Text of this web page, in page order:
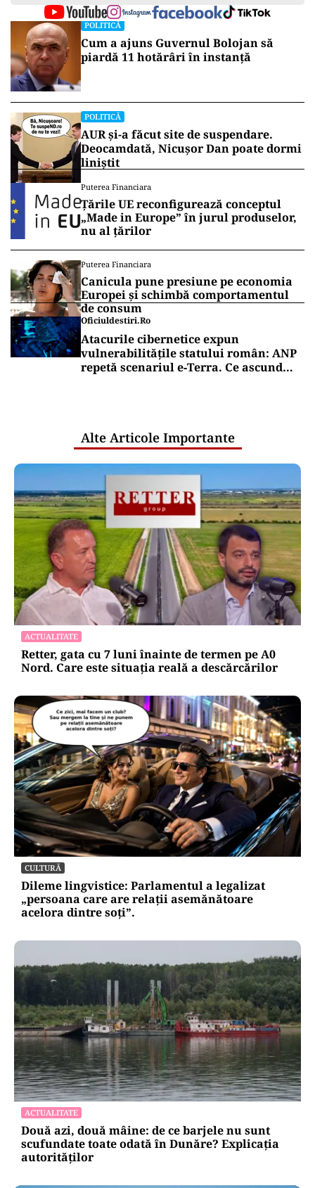
POLITICĂ
Cum a ajuns Guvernul Bolojan să
piardă 11 hotărâri în instanță
POLITICĂ
AUR și-a făcut site de suspendare.
Deocamdată, Nicușor Dan poate dormi
liniștit
Puterea Financiara
Țările UE reconfigurează conceptul
„Made in Europe” în jurul produselor,
nu al țărilor
Puterea Financiara
Canicula pune presiune pe economia
Europei și schimbă comportamentul
de consum
Oficiuldestiri.ro
Atacurile cibernetice expun
vulnerabilitățile statului român: ANP
repetă scenariul e‑Terra. Ce ascund
Alte Articole Importante
ACTUALITATE
Retter, gata cu 7 luni înainte de termen pe A0
Nord. Care este situația reală a descărcărilor
CULTURĂ
Dileme lingvistice: Parlamentul a legalizat
„persoana care are relații asemănătoare
acelora dintre soți”.
ACTUALITATE
Două azi, două mâine: de ce barjele nu sunt
scufundate toate odată în Dunăre? Explicația
autorităților